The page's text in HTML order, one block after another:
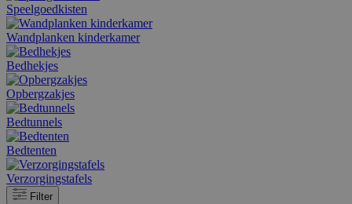
Speelgoedkisten
Wandplanken kinderkamer
Bedhekjes
Opbergzakjes
Bedtunnels
Bedtenten
Verzorgingstafels
Filter